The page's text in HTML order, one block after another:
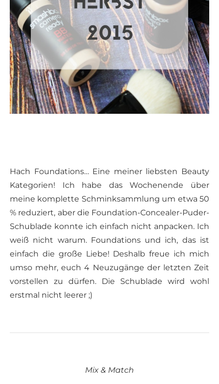
Hach Foundations… Eine meiner liebsten Beauty
Kategorien! Ich habe das Wochenende über
meine komplette Schminksammlung um etwa 50
% reduziert, aber die Foundation-Concealer-Puder-
Schublade konnte ich einfach nicht anpacken. Ich
weiß nicht warum. Foundations und ich, das ist
einfach die große Liebe! Deshalb freue ich mich
umso mehr, euch 4 Neuzugänge der letzten Zeit
vorstellen zu dürfen. Die Schublade wird wohl
erstmal nicht leerer ;)
Mix & Match